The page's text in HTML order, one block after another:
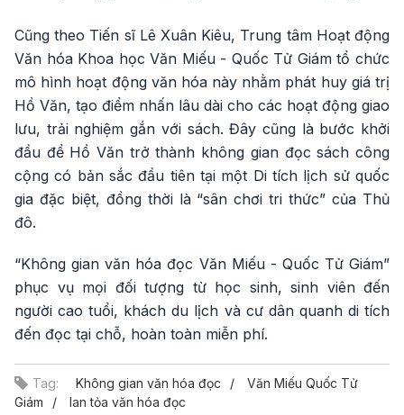
Cũng theo Tiến sĩ Lê Xuân Kiêu, Trung tâm Hoạt động
Văn hóa Khoa học Văn Miếu - Quốc Tử Giám tổ chức
mô hình hoạt động văn hóa này nhằm phát huy giá trị
Hồ Văn, tạo điểm nhấn lâu dài cho các hoạt động giao
lưu, trải nghiệm gắn với sách. Đây cũng là bước khởi
đầu để Hồ Văn trở thành không gian đọc sách công
cộng có bản sắc đầu tiên tại một Di tích lịch sử quốc
gia đặc biệt, đồng thời là “sân chơi tri thức” của Thủ
đô.
“Không gian văn hóa đọc Văn Miếu - Quốc Tử Giám”
phục vụ mọi đối tượng từ học sinh, sinh viên đến
người cao tuổi, khách du lịch và cư dân quanh di tích
đến đọc tại chỗ, hoàn toàn miễn phí.
Tag: Không gian văn hóa đọc
Văn Miếu Quốc Tử
Giám
lan tỏa văn hóa đọc